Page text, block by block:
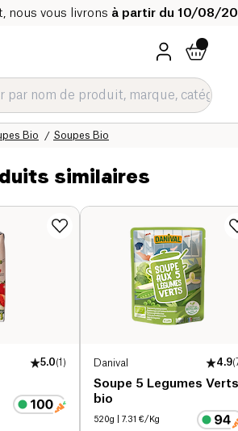
nous vous livrons à partir du 10/08/
Soupes Bio
Bio
Epicerie salée Bio
bio
similaires
5.0(1 ) Danival 4.9(
Soupe 5 Legumes Verts
bio
520g | 7.31 €/Kg